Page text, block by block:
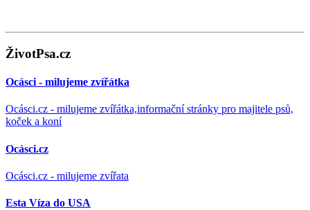
ŽivotPsa.cz
Ocásci - milujeme zvířátka
Ocásci.cz - milujeme zvířátka,informační stránky pro majitele psů,
koček a koní
Ocásci.cz
Ocásci.cz - milujeme zvířata
Esta Víza do USA